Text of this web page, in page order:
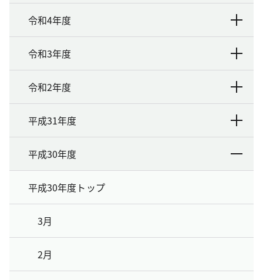
令和4年度
令和3年度
令和2年度
平成31年度
平成30年度
平成30年度トップ
3月
2月